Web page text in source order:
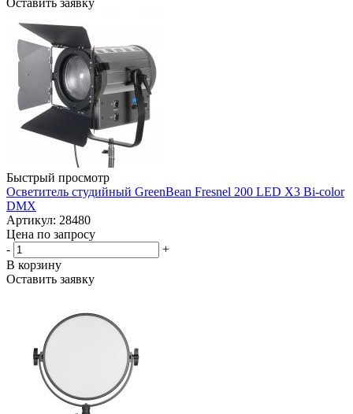
Быстрый просмотр
Осветитель студийный GreenBean Fresnel 200 LED X3 Bi-color
DMX
Артикул: 28480
Цена по запросу
-
+
В корзину
Оставить заявку